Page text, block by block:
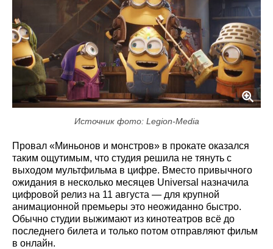
Источник фото: Legion-Media
Провал «Миньонов и монстров» в прокате оказался
таким ощутимым, что студия решила не тянуть с
выходом мультфильма в цифре. Вместо привычного
ожидания в несколько месяцев Universal назначила
цифровой релиз на 11 августа — для крупной
анимационной премьеры это неожиданно быстро.
Обычно студии выжимают из кинотеатров всё до
последнего билета и только потом отправляют фильм
в онлайн.